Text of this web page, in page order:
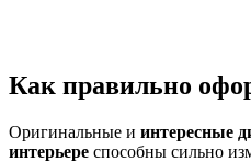
Как правильно
Оригинальные и интересные
интерьере способны сильно